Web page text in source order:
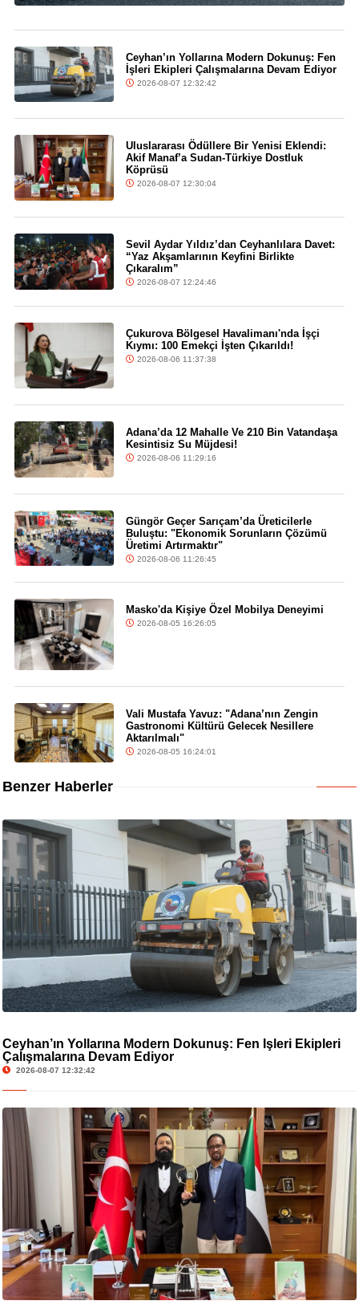
Ceyhan’ın Yollarına Modern Dokunuş: Fen
İşleri Ekipleri Çalışmalarına Devam Ediyor
2026-08-07 12:32:42
Uluslararası Ödüllere Bir Yenisi Eklendi:
Akif Manaf’a Sudan-Türkiye Dostluk
Köprüsü
2026-08-07 12:30:04
Sevil Aydar Yıldız’dan Ceyhanlılara Davet:
“Yaz Akşamlarının Keyfini Birlikte
Çıkaralım”
2026-08-07 12:24:46
Çukurova Bölgesel Havalimanı'nda İşçi
Kıymı: 100 Emekçi İşten Çıkarıldı!
2026-08-06 11:37:38
Adana’da 12 Mahalle Ve 210 Bin Vatandaşa
Kesintisiz Su Müjdesi!
2026-08-06 11:29:16
Güngör Geçer Sarıçam’da Üreticilerle
Buluştu: "Ekonomik Sorunların Çözümü
Üretimi Artırmaktır"
2026-08-06 11:26:45
Masko'da Kişiye Özel Mobilya Deneyimi
2026-08-05 16:26:05
Vali Mustafa Yavuz: "Adana’nın Zengin
Gastronomi Kültürü Gelecek Nesillere
Aktarılmalı"
2026-08-05 16:24:01
Benzer Haberler
Ceyhan’ın Yollarına Modern Dokunuş: Fen İşleri Ekipleri
Çalışmalarına Devam Ediyor
2026-08-07 12:32:42